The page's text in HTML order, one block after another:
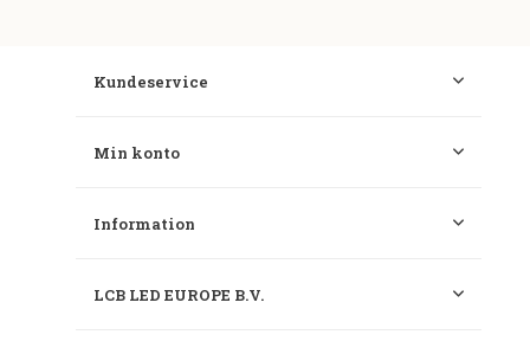
Kundeservice
Min konto
Information
LCB LED EUROPE B.V.